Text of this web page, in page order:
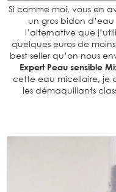
Si comme moi, vous en
un gros bidon
l’alternative que
quelques euros de
best seller qu’on nous
Expert Peau sensible
cette eau micellaire, je
les démaquillants